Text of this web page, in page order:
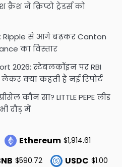
ने क्रिप्टो ट्रेडर्स को
Ripple से आगे बढ़कर Canton
का विस्तार
2026: स्टेबलकॉइन पर RBI
क्या कहती है नई रिपोर्ट
कौन सा? LITTLE PEPE लीड
दौड़ में
Ethereum $1,914.61
$590.72 USDC $1.00